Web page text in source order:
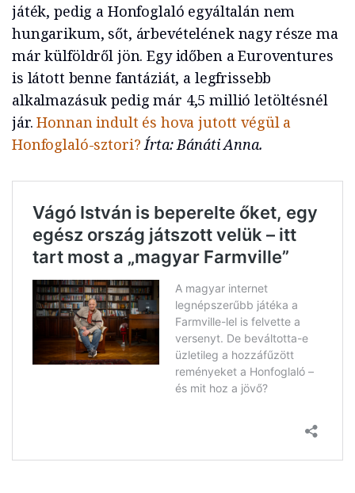
játék, pedig a Honfoglaló egyáltalán nem
hungarikum, sőt, árbevételének nagy része ma
már külföldről jön. Egy időben a Euroventures
is látott benne fantáziát, a legfrissebb
alkalmazásuk pedig már 4,5 millió letöltésnél
jár.Honnan indult és hova jutott végül a
Honfoglaló-sztori? Írta: Bánáti Anna.